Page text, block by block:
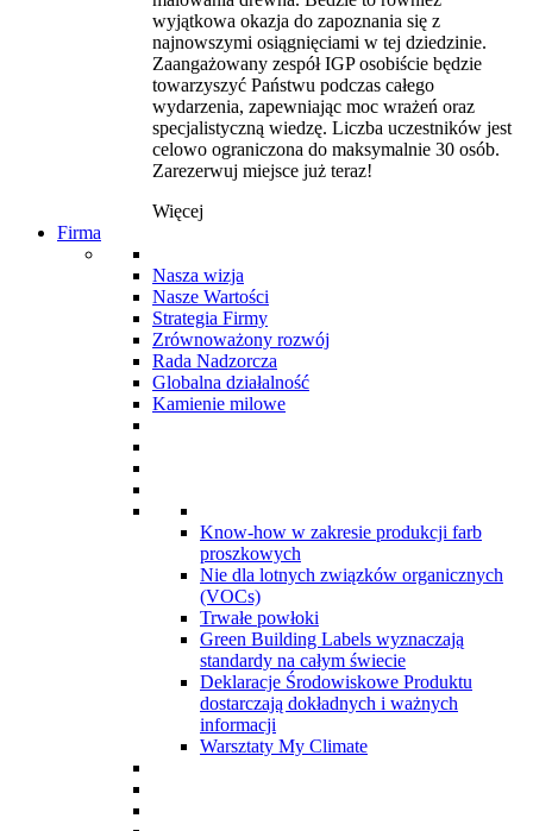
wyjątkowa okazja do zapoznania się z
najnowszymi osiągnięciami w tej dziedzinie.
Zaangażowany zespół IGP osobiście będzie
towarzyszyć Państwu podczas całego
wydarzenia, zapewniając moc wrażeń oraz
specjalistyczną wiedzę. Liczba uczestników jest
celowo ograniczona do maksymalnie 30 osób.
Zarezerwuj miejsce już teraz!
Więcej
Firma
Nasza wizja
Nasze Wartości
Strategia Firmy
Zrównoważony rozwój
Rada Nadzorcza
Globalna działalność
Kamienie milowe
Know-how w zakresie produkcji farb
proszkowych
Nie dla lotnych związków organicznych
(VOCs)
Trwałe powłoki
Green Building Labels wyznaczają
standardy na całym świecie
Deklaracje Środowiskowe Produktu
dostarczają dokładnych i ważnych
informacji
Warsztaty My Climate